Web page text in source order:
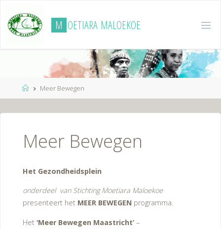
naar
de
M OETIARA MALOEKOE
HomeMeer Bewegen
Meer Bewegen
Het Gezondheidsplein
onderdeel van Stichting Moetiara Maloekoe
presenteert het MEER BEWEGENprogramma.
Het ‘Meer Bewegen Maastricht’ –